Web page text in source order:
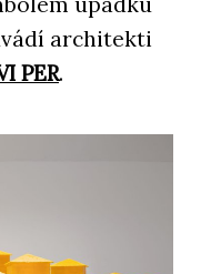
s tepelnou
architekti
PER.